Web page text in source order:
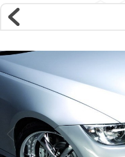
Магазин
Интернет-магазин �...
Наши
г.
ул
Маршрут на